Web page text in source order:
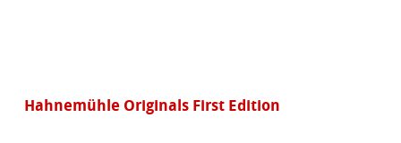
Hahnemühle Originals First Edition